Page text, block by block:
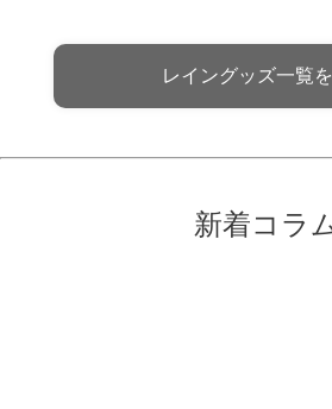
レイングッズ一覧
新着コラ